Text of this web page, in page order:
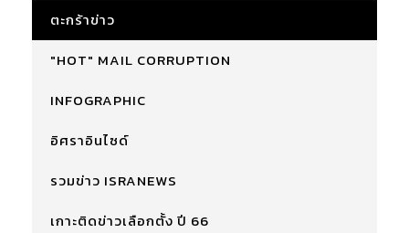
ตะกร้าข่าว
"HOT" MAIL CORRUPTION
INFOGRAPHIC
อิศราอินไซด์
รวมข่าว ISRANEWS
เกาะติดข่าวเลือกตั้ง ปี 66